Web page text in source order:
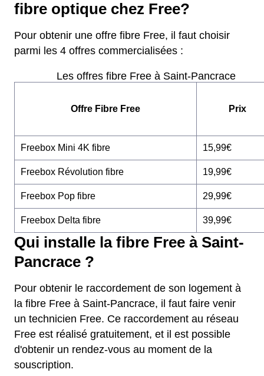
fibre optique chez Free?
Pour obtenir une offre fibre Free, il faut choisir
parmi les 4 offres commercialisées :
Les offres fibre Free à Saint-Pancrace
Offre Fibre Free Prix
Freebox Mini 4K fibre 15,99€
Freebox Révolution fibre 19,99€
Freebox Pop fibre 29,99€
Freebox Delta fibre 39,99€
Qui installe la fibre Free à Saint-
Pancrace ?
Pour obtenir le raccordement de son logement à
la fibre Free à Saint-Pancrace, il faut faire venir
un technicien Free. Ce raccordement au réseau
Free est réalisé gratuitement, et il est possible
d'obtenir un rendez-vous au moment de la
souscription.